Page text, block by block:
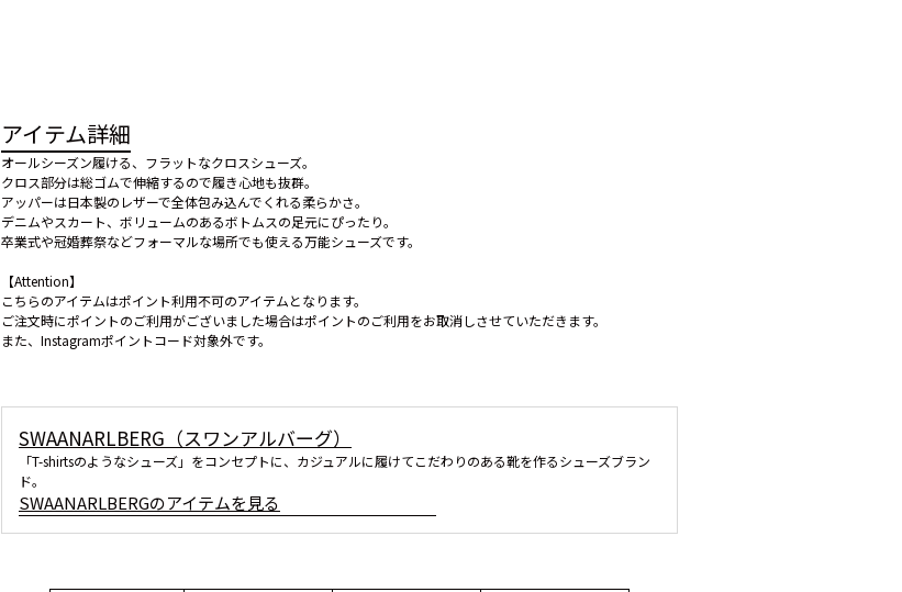
アイテム詳細
オールシーズン履ける、フラットなクロスシューズ。
クロス部分は総ゴムで伸縮するので履き心地も抜群。
アッパーは日本製のレザーで全体包み込んでくれる柔らかさ。
デニムやスカート、ボリュームのあるボトムスの足元にぴったり。
卒業式や冠婚葬祭などフォーマルな場所でも使える万能シューズです。
【Attention】
こちらのアイテムはポイント利用不可のアイテムとなります。
ご注文時にポイントのご利用がございました場合はポイントのご利用をお取消しさせていただきます。
また、Instagramポイントコード対象外です。
SWAANARLBERG（スワンアルバーグ）
「T-shirtsのようなシューズ」をコンセプトに、カジュアルに履けてこだわりのある靴を作るシューズブラン
ド。
SWAANARLBERGのアイテムを見る